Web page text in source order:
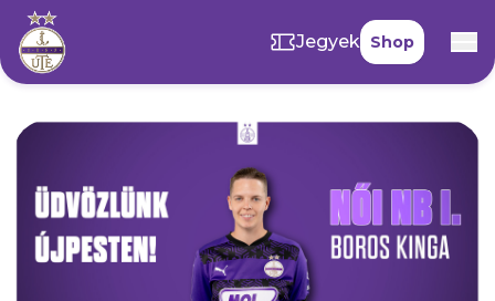
Jegyek Shop